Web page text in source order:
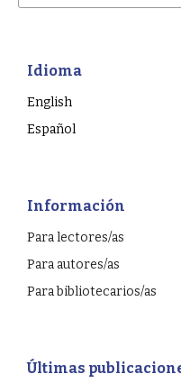
Idioma
English
Español
Información
Para lectores/as
Para autores/as
Para bibliotecarios/as
Últimas